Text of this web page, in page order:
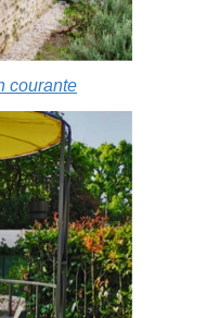
courante